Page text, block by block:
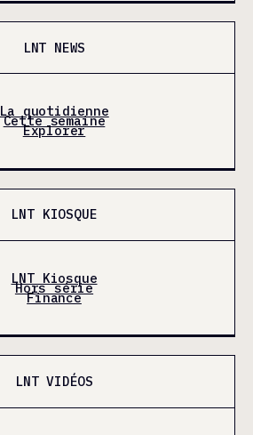
LNT NEWS
La quotidienne
Cette semaine
Explorer
LNT KIOSQUE
LNT Kiosque
Hors série
Finance
LNT VIDÉOS